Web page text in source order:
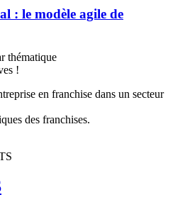
: le modèle agile de
thématique
!
en franchise dans un secteur
des franchises.